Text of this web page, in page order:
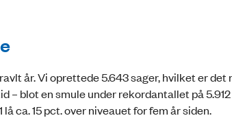
år. Vi oprettede 5.643 sager, hvilket er
– blot en smule under rekordantallet på
ca. 15 pct. over niveauet for fem år siden.